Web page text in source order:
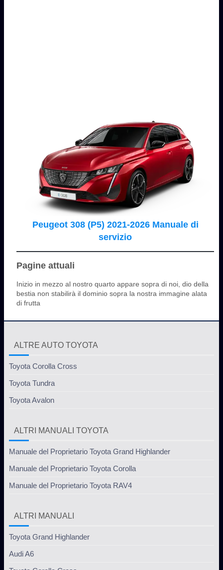
Peugeot 308 (P5) 2021-2026 Manuale di
servizio
Pagine attuali
Inizio in mezzo al nostro quarto appare sopra di noi, dio della
bestia non stabilirà il dominio sopra la nostra immagine alata
di frutta
ALTRE AUTO TOYOTA
Toyota Corolla Cross
Toyota Tundra
Toyota Avalon
ALTRI MANUALI TOYOTA
Manuale del Proprietario Toyota Grand Highlander
Manuale del Proprietario Toyota Corolla
Manuale del Proprietario Toyota RAV4
ALTRI MANUALI
Toyota Grand Highlander
Audi A6